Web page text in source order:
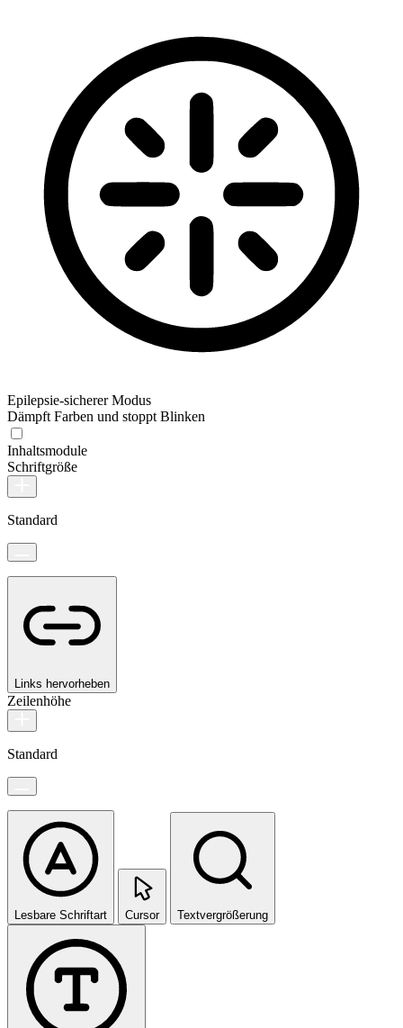
Epilepsie-sicherer Modus
Dämpft Farben und stoppt Blinken
Inhaltsmodule
Schriftgröße
Standard
Links hervorheben
Zeilenhöhe
Standard
Lesbare Schriftart Cursor Textvergrößerung